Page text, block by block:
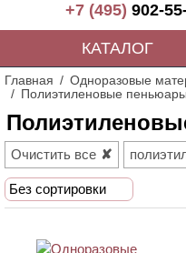
+7 (495)902-
КАТАЛОГ
Главная Одноразовые
Полиэтиленовые пеньюары
Очистить все
Без сортировки